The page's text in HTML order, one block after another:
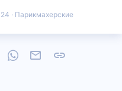
Парикмахерские
PinterestWhatsAppЭлектронная почта